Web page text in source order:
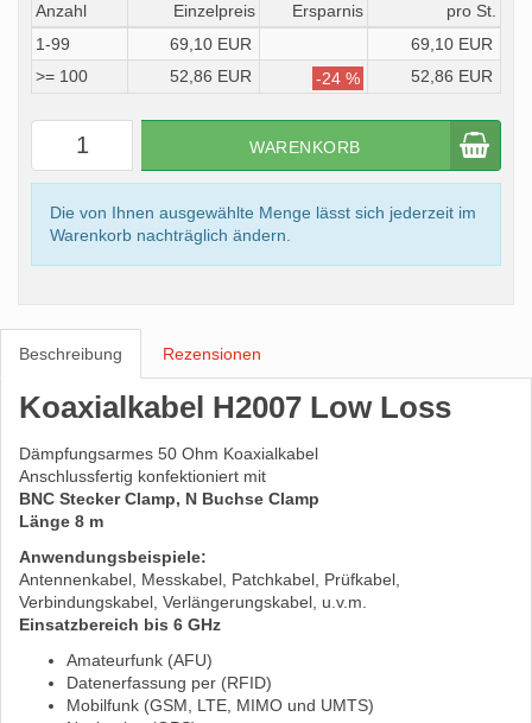
Anzahl Einzelpreis Ersparnis
pro St.
1-99
69,10 EUR
69,10 EUR
>= 100
52,86 EUR -24 % 52,86 EUR
WARENKORB
Die von Ihnen ausgewählte Menge lässt sich jederzeit im
Warenkorb nachträglich ändern.
Beschreibung Rezensionen
Koaxialkabel H2007 Low Loss
Dämpfungsarmes 50 Ohm Koaxialkabel
Anschlussfertig konfektioniert mit
BNC Stecker Clamp, N Buchse Clamp
Länge 8 m
Anwendungsbeispiele:
Antennenkabel, Messkabel, Patchkabel, Prüfkabel,
Verbindungskabel, Verlängerungskabel, u.v.m.
Einsatzbereich bis 6 GHz
Amateurfunk (AFU)
Datenerfassung per (RFID)
Mobilfunk (GSM, LTE, MIMO und UMTS)